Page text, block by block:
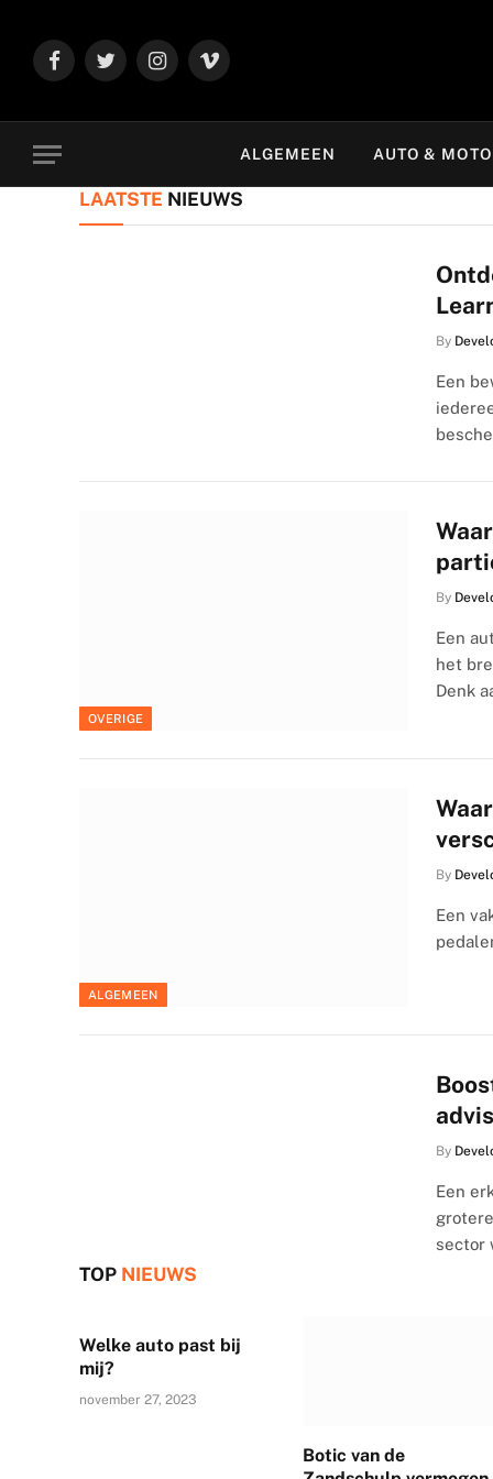
FacebookTwitter Instagram
Vimeo
ALGEMEEN AUTO &
LAATSTE NIEUWS
By
Een
OVERIGE
By
Een
het
Denk
ALGEMEEN
By
Een
By
Een
sector
TOP NIEUWS
Welke auto past bij
mij?
november 27, 2023
Botic van de